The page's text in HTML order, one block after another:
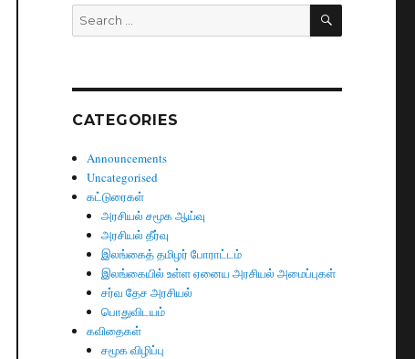
Search
for:
SEARCH
CATEGORIES
Announcements
Uncategorised
கட்டுரைகள்
அரசியல் சமூக ஆய்வு
அரசியல் தீர்வு
இலங்கைத் தமிழர் போராட்டம்
இலங்கையில் உள்ள ஏனைய அரசியல் அமைப்புகள்
சர்வ தேச அரசியல்
பொதுவிடயம்
கவிதைகள்
சமூக விழிப்பு